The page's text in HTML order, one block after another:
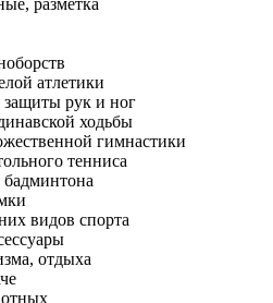
разметка
атлетики
защиты рук и ног
ходьбы
гимнастики
тенниса
бадминтона
видов спорта
отдыха